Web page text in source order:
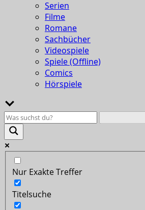
Serien
Filme
Romane
Sachbücher
Videospiele
Spiele (Offline)
Comics
Hörspiele
Nur Exakte Treffer
Titelsuche